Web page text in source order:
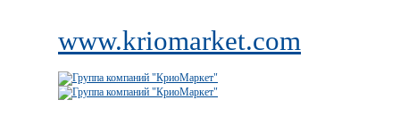
www.kriomarket.com